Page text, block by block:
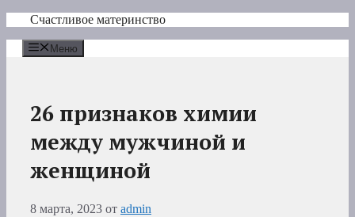
Перейти
содержимому
Счастливое материнство
Меню
26 признаков химии
между мужчиной и
женщиной
8 марта, 2023 от admin